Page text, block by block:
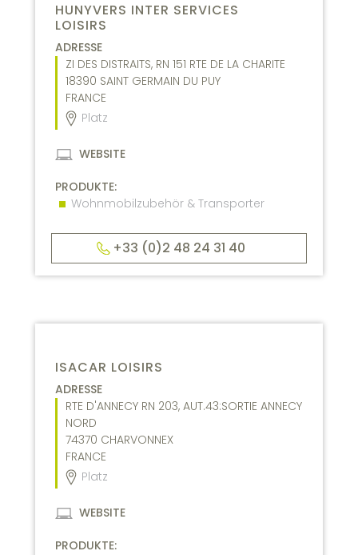
HUNYVERS INTER SERVICES
LOISIRS
ADRESSE
ZI DES DISTRAITS, RN 151 RTE DE LA CHARITE
18390 SAINT GERMAIN DU PUY
FRANCE
Platz
WEBSITE
PRODUKTE:
Wohnmobilzubehör & Transporter
+33 (0)2 48 24 31 40
ISACAR LOISIRS
ADRESSE
RTE D'ANNECY RN 203, AUT.43:SORTIE ANNECY
NORD
74370 CHARVONNEX
FRANCE
Platz
WEBSITE
PRODUKTE: